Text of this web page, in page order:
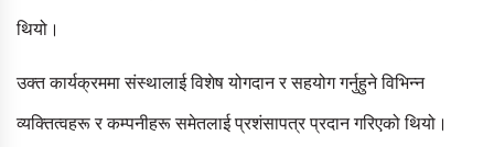
थियो।
उक्त कार्यक्रममा संस्थालाई विशेष योगदान र सहयोग गर्नुहुने विभिन्न
व्यक्तित्वहरू र कम्पनीहरू समेतलाई प्रशंसापत्र प्रदान गरिएको थियो।